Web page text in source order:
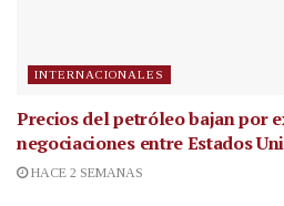
INTERNACIONALES
Precios del petróleo bajan por
negociaciones entre Estados
HACE 2 SEMANAS